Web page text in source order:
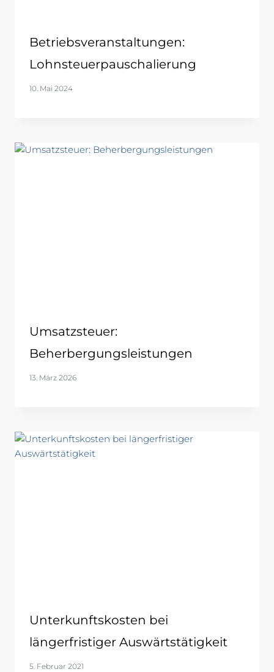
Betriebsveranstaltungen:
Lohnsteuerpauschalierung
10. Mai 2024
Umsatzsteuer:
Beherbergungsleistungen
13. März 2026
Unterkunftskosten bei
längerfristiger Auswärtstätigkeit
5. Februar 2021